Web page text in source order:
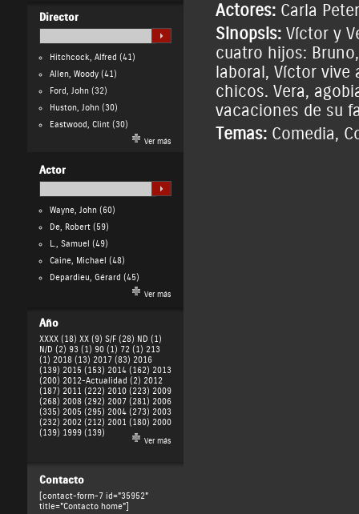
Director
Hitchcock, Alfred (41)
Allen, Woody(41)
Ford, John(32)
Huston, John(30)
Eastwood, Clint(30)
Ver más
Actor
Wayne, John(60)
De, Robert(59)
L., Samuel (49)
Caine, Michael (48)
Depardieu, Gérard (45)
Ver más
Año
XXXX (18) XX (9) S/F (28) ND (1)
N/D (2) 93 (1) 90 (1) 72 (1) 213
(1) 2018 (13) 2017 (83) 2016
(139) 2015 (153) 2014 (162) 2013
(200) 2012-Actualidad (2) 2012
(187) 2011 (222) 2010 (223) 2009
(268) 2008 (292) 2007 (281) 2006
(335) 2005 (295) 2004 (273) 2003
(232) 2002 (212) 2001 (180) 2000
(139) 1999 (139)
Ver más
Contacto
[contact-form-7 id="35952"
title="Contacto home"]
Actores: Carla
Sinopsis:Víctor y
cuatro hijos:
laboral, Víctor vive
chicos. Vera,
vacaciones de su
Temas: Comedia,